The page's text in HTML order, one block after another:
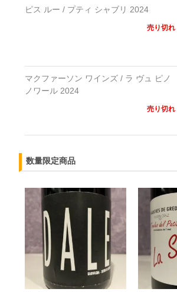
ピス ルー / プティ シャブリ 2024
売り切れ
マクファーソン ワインズ / ラ ヴュ ピノ
ノワール 2024
売り切れ
数量限定商品